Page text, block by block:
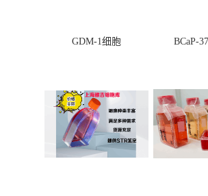
GDM-1细胞 BCaP-